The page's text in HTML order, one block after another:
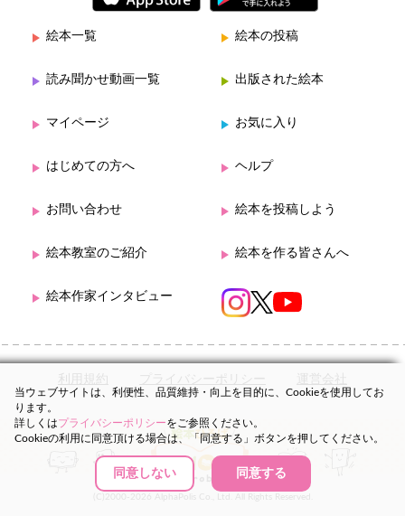
絵本一覧 絵本の投稿
読み聞かせ動画一覧 出版された絵本
マイページ お気に入り
はじめての方へ ヘルプ
お問い合わせ 絵本を投稿しよう
絵本教室のご紹介 絵本を作る皆さんへ
絵本作家インタビュー
利用規約 プライバシーポリシー 運営会社
(C)2000-2026 AlphaPolis Co., Ltd. All Rights Reserved.
当ウェブサイトは、利便性、品質維持・向上を目的に、Cookieを使用してお
ります。
詳しくはプライバシーポリシーをご参照ください。
Cookieの利用に同意頂ける場合は、「同意する」ボタンを押してください。
同意しない 同意する